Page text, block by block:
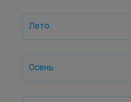
Лето
Осень